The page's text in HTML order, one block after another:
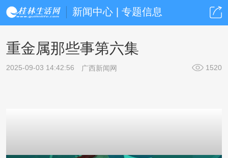
新闻中心 | 专题信息
重金属那些事第六集
2025-09-03 14:42:56 广西新闻网 1520